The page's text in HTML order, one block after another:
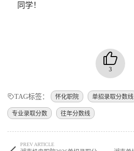
同学！
3
TAG标签： 怀化职院 单招录取分数线
专业录取分数 往年分数线
PREV ARTICLE